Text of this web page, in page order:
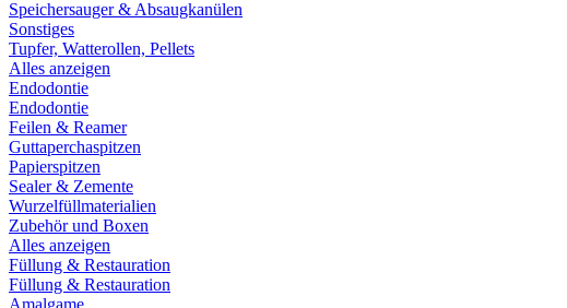
Speichersauger & Absaugkanülen
Sonstiges
Tupfer, Watterollen, Pellets
Alles anzeigen
Endodontie
Endodontie
Feilen & Reamer
Guttaperchaspitzen
Papierspitzen
Sealer & Zemente
Wurzelfüllmaterialien
Zubehör und Boxen
Alles anzeigen
Füllung & Restauration
Füllung & Restauration
Amalgame